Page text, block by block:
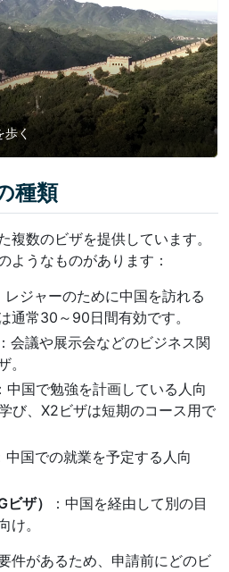
く
種類
複数のビザを提供しています。
ようなものがあります：
レジャーのために中国を訪れる
通常30～90日間有効です。
：会議や展示会などのビジネス関
。
：中国で勉強を計画している人向
び、X2ビザは短期のコース用で
中国での就業を予定する人向
ザ）
：中国を経由して別の目
け。
件があるため、申請前にどのビ